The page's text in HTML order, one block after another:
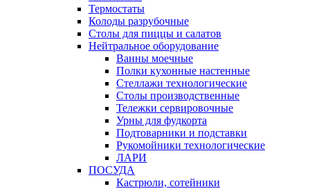
Термостаты
Колоды разрубочные
Столы для пиццы и салатов
Нейтральное оборудование
Ванны моечные
Полки кухонные настенные
Стеллажи технологические
Столы производственные
Тележки сервировочные
Урны для фудкорта
Подтоварники и подставки
Рукомойники технологические
ЛАРИ
ПОСУДА
Кастрюли, сотейники